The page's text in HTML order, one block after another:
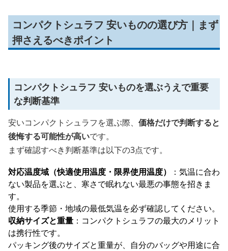
コンパクトシュラフ 安いものの選び方｜まず
押さえるべきポイント
コンパクトシュラフ 安いものを選ぶうえで重要
な判断基準
安いコンパクトシュラフを選ぶ際、 価格だけで判断すると
後悔する可能性が高いです。
まず確認すべき判断基準は以下の3点です。
対応温度域（快適使用温度・限界使用温度）
：気温に合わ
ない製品を選ぶと、寒さで眠れない最悪の事態を招きま
す。
使用する季節・地域の最低気温を必ず確認してください。
収納サイズと重量 ：コンパクトシュラフの最大のメリット
は携行性です。
パッキング後のサイズと重量が、自分のバッグや用途に合